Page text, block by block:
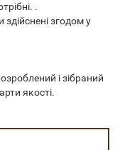
.
згодом у
і зібраний
якості.